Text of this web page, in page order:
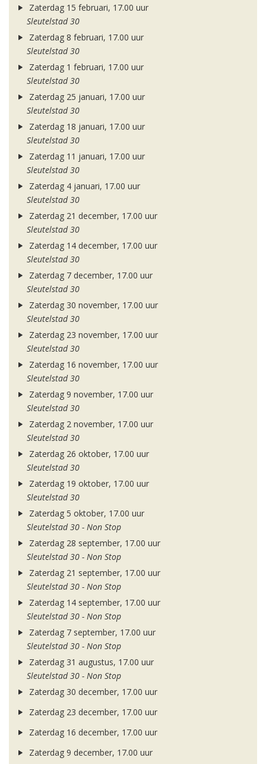
Zaterdag 15 februari, 17.00 uur
Sleutelstad 30
Zaterdag 8 februari, 17.00 uur
Sleutelstad 30
Zaterdag 1 februari, 17.00 uur
Sleutelstad 30
Zaterdag 25 januari, 17.00 uur
Sleutelstad 30
Zaterdag 18 januari, 17.00 uur
Sleutelstad 30
Zaterdag 11 januari, 17.00 uur
Sleutelstad 30
Zaterdag 4 januari, 17.00 uur
Sleutelstad 30
Zaterdag 21 december, 17.00 uur
Sleutelstad 30
Zaterdag 14 december, 17.00 uur
Sleutelstad 30
Zaterdag 7 december, 17.00 uur
Sleutelstad 30
Zaterdag 30 november, 17.00 uur
Sleutelstad 30
Zaterdag 23 november, 17.00 uur
Sleutelstad 30
Zaterdag 16 november, 17.00 uur
Sleutelstad 30
Zaterdag 9 november, 17.00 uur
Sleutelstad 30
Zaterdag 2 november, 17.00 uur
Sleutelstad 30
Zaterdag 26 oktober, 17.00 uur
Sleutelstad 30
Zaterdag 19 oktober, 17.00 uur
Sleutelstad 30
Zaterdag 5 oktober, 17.00 uur
Sleutelstad 30 - Non Stop
Zaterdag 28 september, 17.00 uur
Sleutelstad 30 - Non Stop
Zaterdag 21 september, 17.00 uur
Sleutelstad 30 - Non Stop
Zaterdag 14 september, 17.00 uur
Sleutelstad 30 - Non Stop
Zaterdag 7 september, 17.00 uur
Sleutelstad 30 - Non Stop
Zaterdag 31 augustus, 17.00 uur
Sleutelstad 30 - Non Stop
Zaterdag 30 december, 17.00 uur
Zaterdag 23 december, 17.00 uur
Zaterdag 16 december, 17.00 uur
Zaterdag 9 december, 17.00 uur